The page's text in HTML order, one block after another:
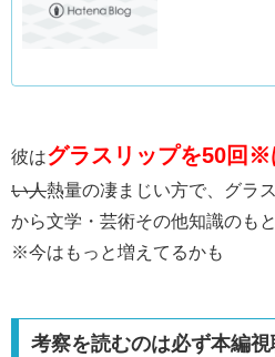
彼はグラスリップを50回※
い人熱量の凄まじい方で、グラ
から文学・芸術その他知識のも
※今はもっと増えてるかも
考察を読むのは必ず本編視